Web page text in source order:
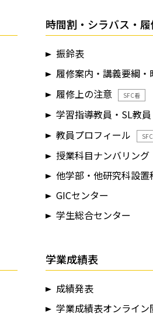
時間割・シラバス・
振鈴表
履修案内・講義要綱・
履修上の注意 SFC看
学習指導教員・SL教員
教員プロフィール
授業科目ナンバリング
他学部・他研究科設
GICセンター
学生総合センター
学業成績表
成績発表
学業成績表オンライ